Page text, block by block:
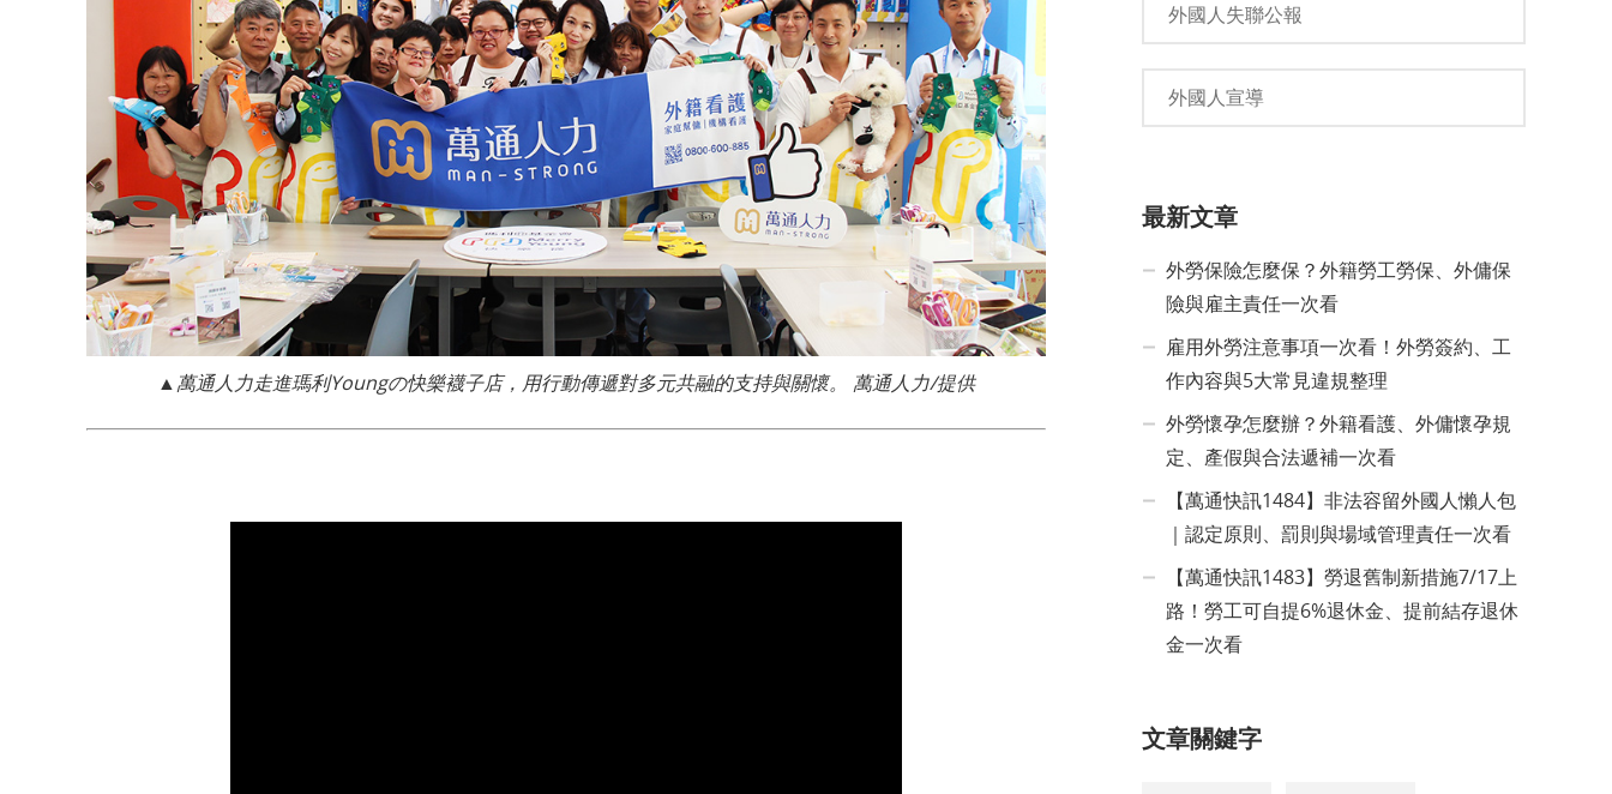
▲萬通人力走進瑪利Youngの快樂襪子店，用行動傳遞對多元共融的支持與關懷。 萬通人力/提供
外國人失聯公報
外國人宣導
最新文章
外勞保險怎麼保？外籍勞工勞保、外傭保
險與雇主責任一次看
雇用外勞注意事項一次看！外勞簽約、工
作內容與5大常見違規整理
外勞懷孕怎麼辦？外籍看護、外傭懷孕規
定、產假與合法遞補一次看
【萬通快訊1484】非法容留外國人懶人包
｜認定原則、罰則與場域管理責任一次看
【萬通快訊1483】勞退舊制新措施7/17上
路！勞工可自提6%退休金、提前結存退休
金一次看
文章關鍵字